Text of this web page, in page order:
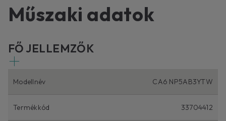
Műszaki adatok
FŐ JELLEMZŐK
Modellnév CA6 NP5AB3YTW
Termékkód 33704412